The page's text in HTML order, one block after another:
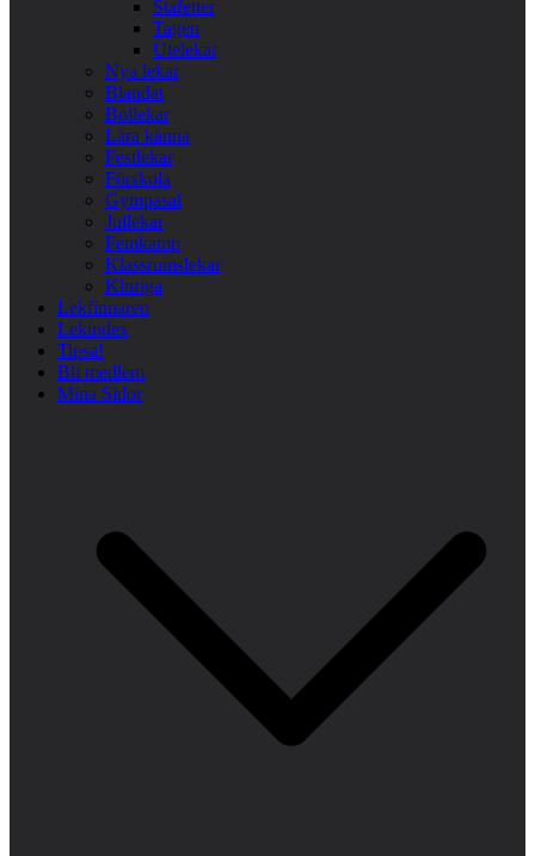
Stafetter
Tagen
Utelekar
Nya lekar
Blandat
Bollekar
Lära känna
Festlekar
Förskola
Gympasal
Jullekar
Femkamp
Klassrumslekar
Kluriga
Lekfinnaren
Lekindex
Tipsa!
Bli medlem
Mina Sidor